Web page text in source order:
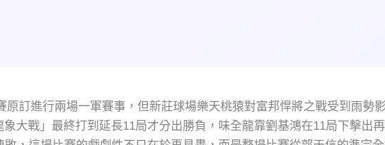
原訂進行兩場一軍賽事，但新莊球場樂天桃猿對富邦悍將之戰受到雨勢
大戰」最終打到延長11局才分出勝負，味全龍靠劉基鴻在11局下擊出